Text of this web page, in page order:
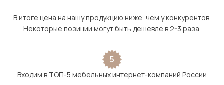
В итоге цена на нашу продукцию ниже, чем у конкурентов.
Некоторые позиции могут быть дешевле в 2-3 раза.
5
Входим в ТОП-5 мебельных интернет-компаний России